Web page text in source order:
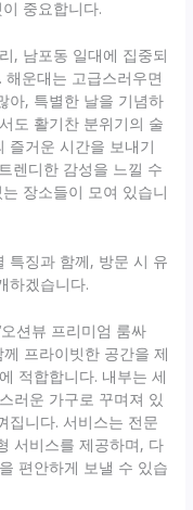
중요합니다.
, 남포동 일대에 집중되
운대는 고급스러우면
아, 특별한 날을 기념하
도 활기찬 분위기의 술
즐거운 시간을 보내기
렌디한 감성을 느낄 수
장소들이 모여 있습니
특징과 함께, 방문 시 유
하겠습니다.
션뷰 프리미엄 룸싸
프라이빗한 공간을 제
적합합니다. 내부는 세
러운 가구로 꾸며져 있
집니다. 서비스는 전문
서비스를 제공하며, 다
편안하게 보낼 수 있습